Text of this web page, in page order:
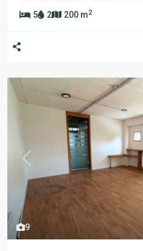
5 2 200 m2
9
Previous